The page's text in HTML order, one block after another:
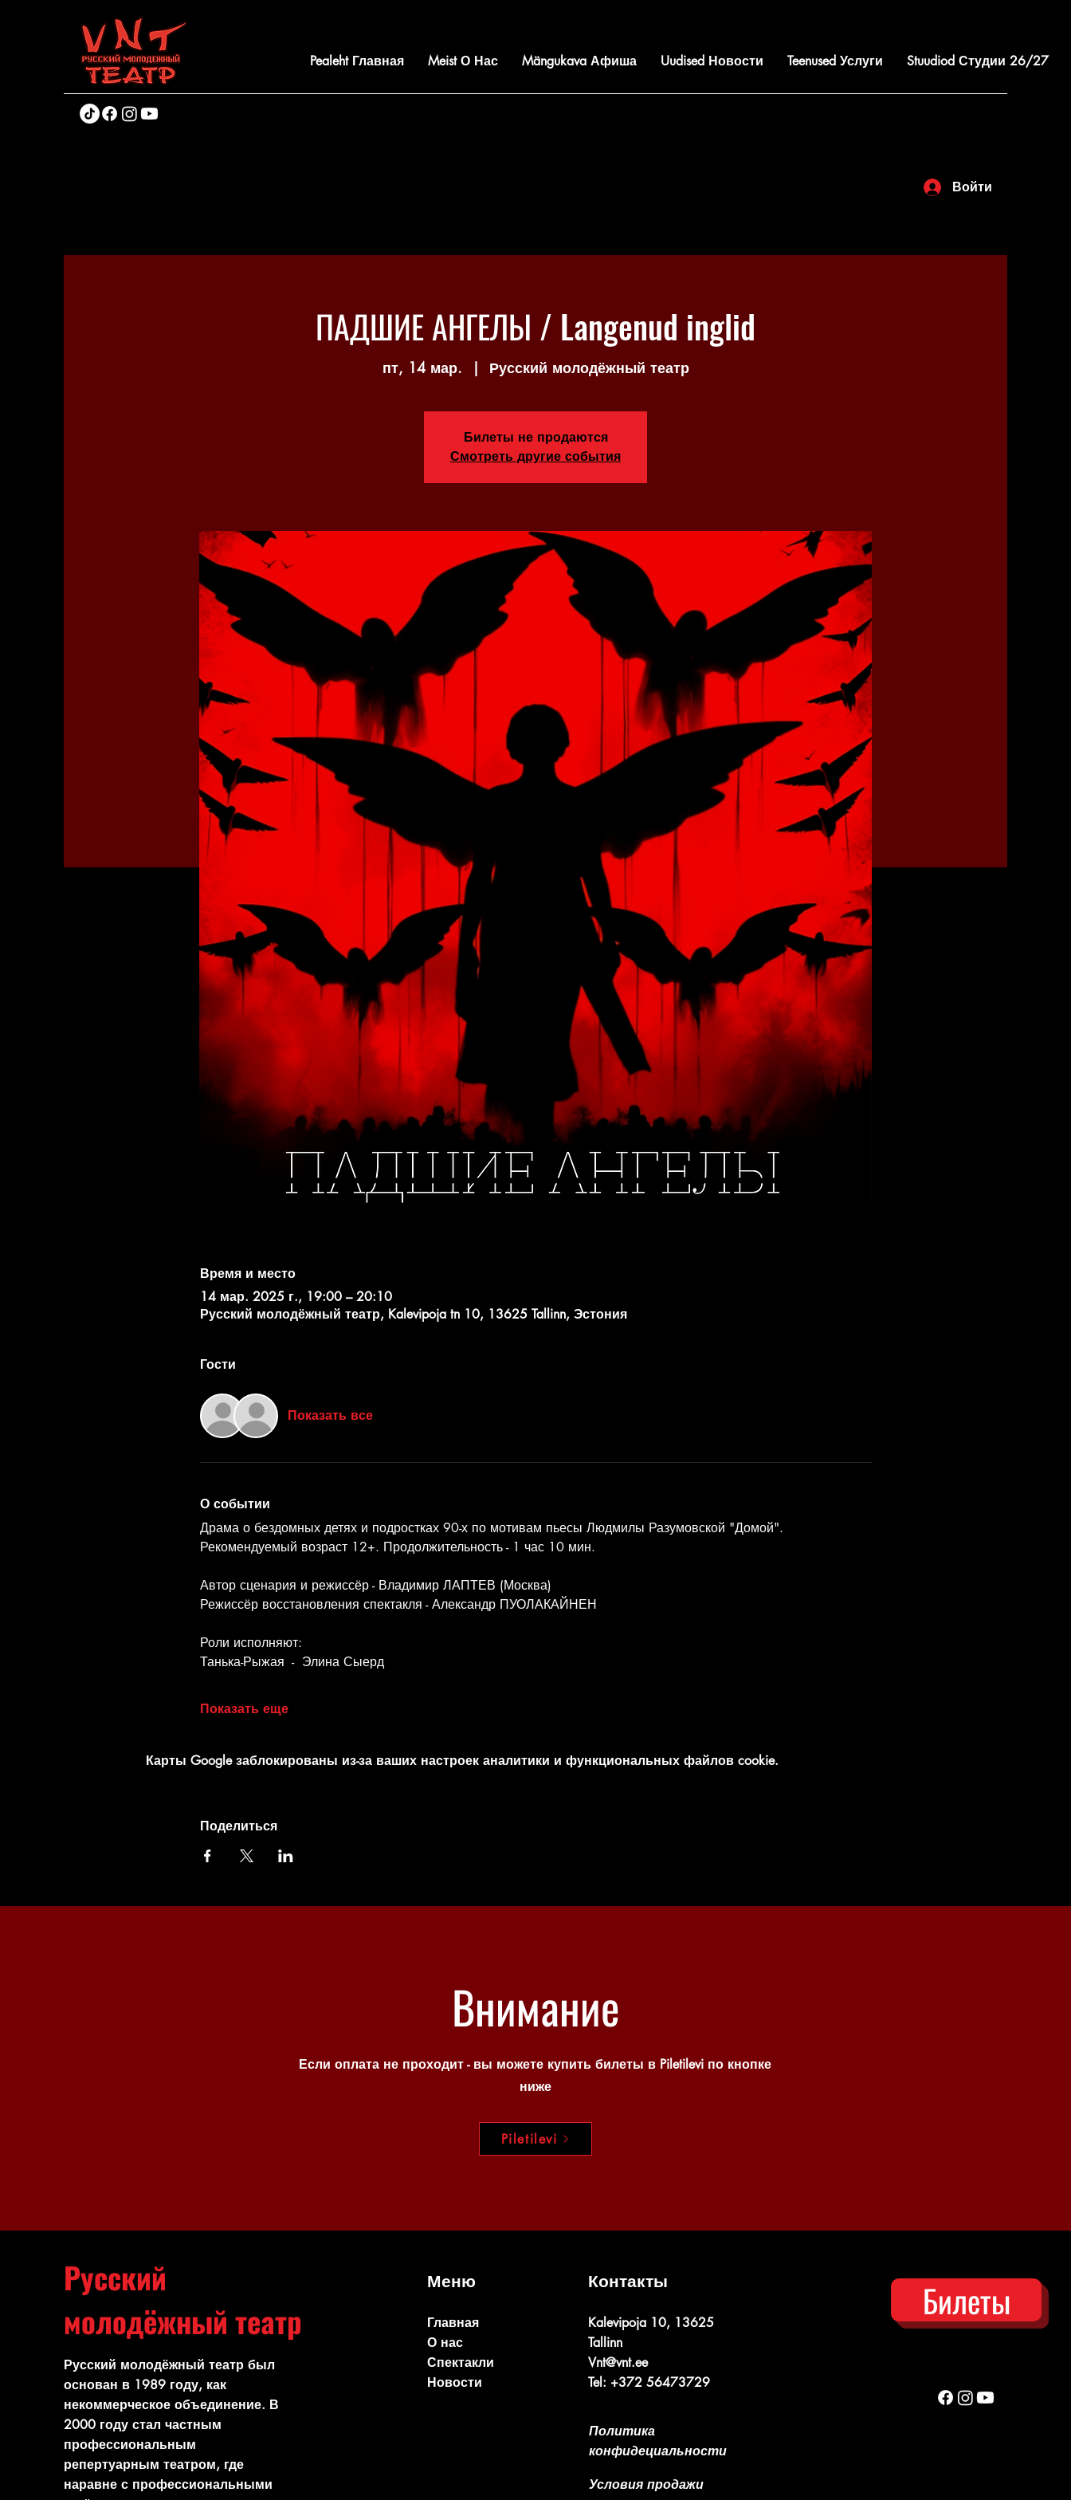
Pealeht Главная Meist О Нас Mängukava Афиша Uudised Новости Teenused Услуги Stuudiod Студии 26/27
Войти
ПАДШИЕ АНГЕЛЫ / Langenud inglid
пт, 14 мар.
  |
Русский молодёжный театр
Билеты не продаются
Смотреть другие события
Время и место
14 мар. 2025 г., 19:00 – 20:10
Русский молодёжный театр, Kalevipoja tn 10, 13625 Tallinn, Эстония
Гости
Показать все
О событии
Драма о бездомных детях и подростках 90-х по мотивам пьесы Людмилы Разумовской "Домой".
Рекомендуемый возраст 12+. Продолжительность - 1 час 10 мин.
Автор сценария и режиссёр - Владимир ЛАПТЕВ (Москва)
Режиссёр восстановления спектакля - Александр ПУОЛАКАЙНЕН
Роли исполняют:
Танька-Рыжая  -  Элина Сыерд
Показать еще
Карты Google заблокированы из-за ваших настроек аналитики и функциональных файлов cookie.
Поделиться
Внимание
Если оплата не проходит - вы можете купить билеты в Piletilevi по кнопке
ниже
Piletilevi
Русский
молодёжный театр
Русский молодёжный театр был
основан в 1989 году, как
некоммерческое объединение. В
2000 году стал частным
профессиональным
репертуарным театром, где
наравне с профессиональными
Меню
Главная
О нас
Спектакли
Новости
Контакты
Kalevipoja 10, 13625
Tallinn
Vnt@vnt.ee
Tel: +372 56473729
Политика
конфидециальности
Условия продажи
Билеты